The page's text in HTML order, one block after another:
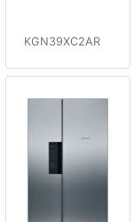
KGN39XC2AR